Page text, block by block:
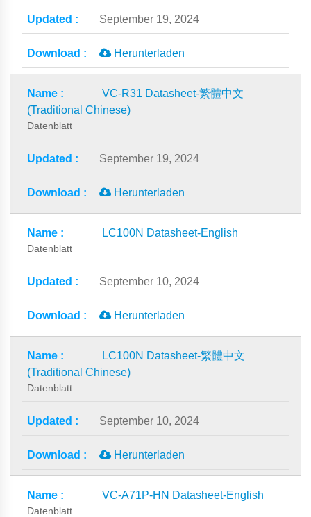
September 19, 2024
Herunterladen
VC-R31 Datasheet-繁體中文
(Traditional Chinese)
Datenblatt
September 19, 2024
Herunterladen
LC100N Datasheet-English
Datenblatt
September 10, 2024
Herunterladen
LC100N Datasheet-繁體中文
(Traditional Chinese)
Datenblatt
September 10, 2024
Herunterladen
VC-A71P-HN Datasheet-English
Datenblatt